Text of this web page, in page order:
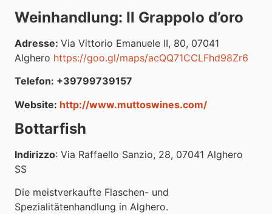
Weinhandlung: Il Grappolo d’oro
Adresse: Via Vittorio Emanuele II, 80, 07041
Alghero https://goo.gl/maps/acQQ71CCLFhd98Zr6
Telefon: +39799739157
Website: http://www.muttoswines.com/
Bottarfish
Indirizzo: Via Raffaello Sanzio, 28, 07041 Alghero
SS
Die meistverkaufte Flaschen- und
Spezialitätenhandlung in Alghero.